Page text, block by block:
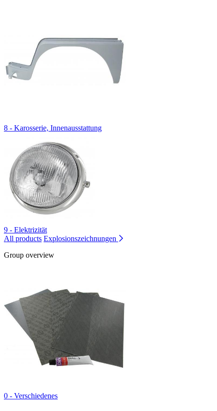
8 - Karosserie, Innenausstattung
9 - Elektrizität
All products Explosionszeichnungen
Group overview
0 - Verschiedenes